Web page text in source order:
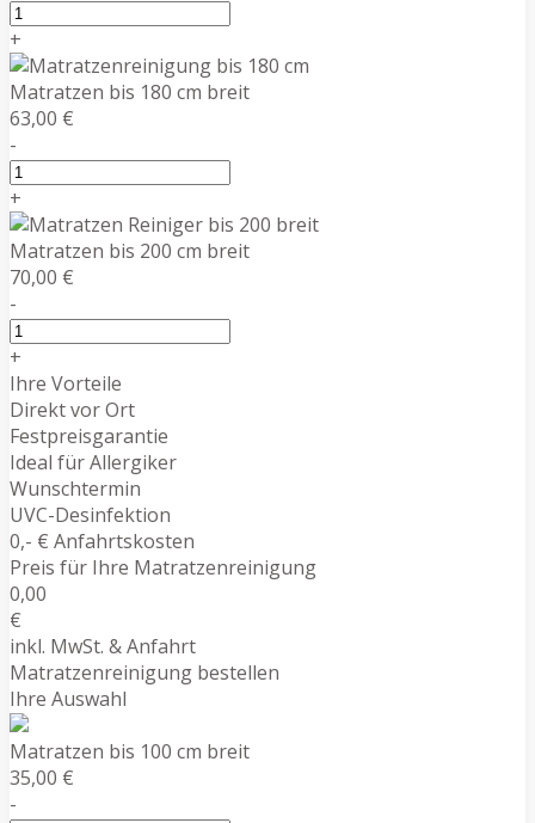
+
Matratzen bis 180 cm breit
63,00 €
-
+
Matratzen bis 200 cm breit
70,00 €
-
+
Ihre Vorteile
Direkt vor Ort
Festpreisgarantie
Ideal für Allergiker
Wunschtermin
UVC-Desinfektion
0,- € Anfahrtskosten
Preis für Ihre Matratzenreinigung
0,00
€
inkl. MwSt. & Anfahrt
Matratzenreinigung bestellen
Ihre Auswahl
Matratzen bis 100 cm breit
35,00 €
-